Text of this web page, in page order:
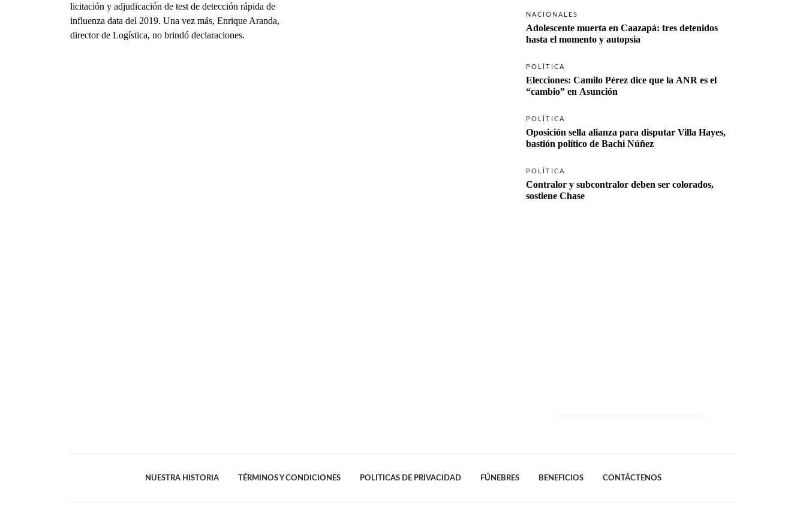
licitación y adjudicación de test de detección rápida de
influenza data del 2019. Una vez más, Enrique Aranda,
director de Logística, no brindó declaraciones.
NACIONALES
Adolescente muerta en Caazapá: tres detenidos
hasta el momento y autopsia
POLÍTICA
Elecciones: Camilo Pérez dice que la ANR es el
POLÍTICA
Oposición sella alianza para disputar Villa Hayes,
bastión político de Bachi Núñez
POLÍTICA
Contralor y subcontralor deben ser colorados,
sostiene Chase
NUESTRA HISTORIA TÉRMINOS Y CONDICIONES POLITICAS DE PRIVACIDAD FÚNEBRES BENEFICIOS CONTÁCTENOS